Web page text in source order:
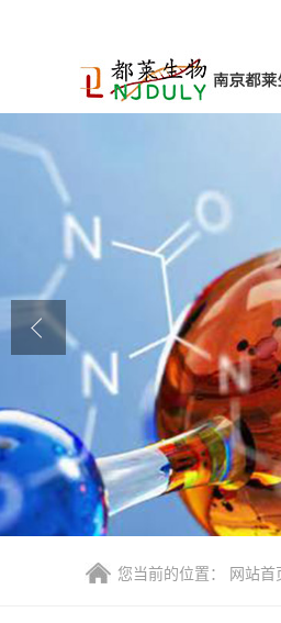
公司首页
公司动态
产品展厅
证书荣誉
联系方式
在线留言
您当前的位置： 网站首